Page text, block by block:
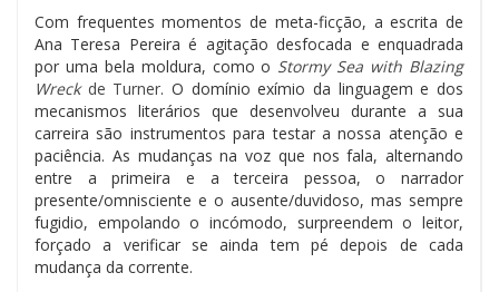
Com frequentes momentos de meta-ficção, a escrita de
Ana Teresa Pereira é agitação desfocada e enquadrada
por uma bela moldura, como o Stormy Sea with Blazing
Wreck de Turner. O domínio exímio da linguagem e dos
mecanismos literários que desenvolveu durante a sua
carreira são instrumentos para testar a nossa atenção e
paciência. As mudanças na voz que nos fala, alternando
entre a primeira e a terceira pessoa, o narrador
presente/omnisciente e o ausente/duvidoso, mas sempre
fugidio, empolando o incómodo, surpreendem o leitor,
forçado a verificar se ainda tem pé depois de cada
mudança da corrente.